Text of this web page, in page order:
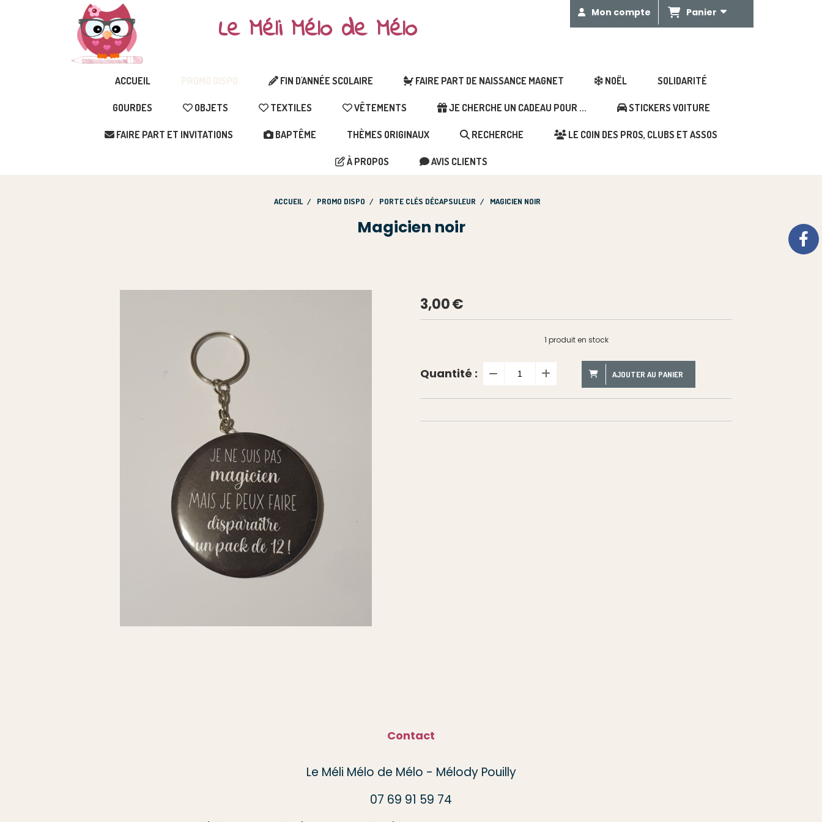
Le Méli Mélo de Mélo Mon compte Panier
ACCUEIL FIN D'ANNÉE SCOLAIRE FAIRE PART DE NAISSANCE MAGNET NOËL SOLIDARITÉ
GOURDES OBJETS TEXTILES VÊTEMENTS JE CHERCHE UN CADEAU POUR ... STICKERS VOITURE
FAIRE PART ET INVITATIONS BAPTÊME THÈMES ORIGINAUX RECHERCHE LE COIN DES PROS, CLUBS ET ASSOS
À PROPOS AVIS CLIENTS
ACCUEIL PROMO DISPO PORTE CLÉS DÉCAPSULEUR MAGICIEN NOIR
Magicien noir
3,00€
1 produit en stock
Quantité : AJOUTER AU PANIER
Contact
Le Méli Mélo de Mélo - Mélody Pouilly
07 69 91 59 74